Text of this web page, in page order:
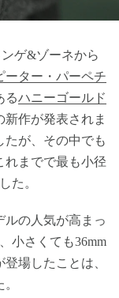
ンゲ&ゾーネから
ーター・パーペチ
るハニーゴールド
新作が発表されま
たが、その中でも
れまでで最も小径
た。
の人気が高まっ
小さくても36mm
場したことは、